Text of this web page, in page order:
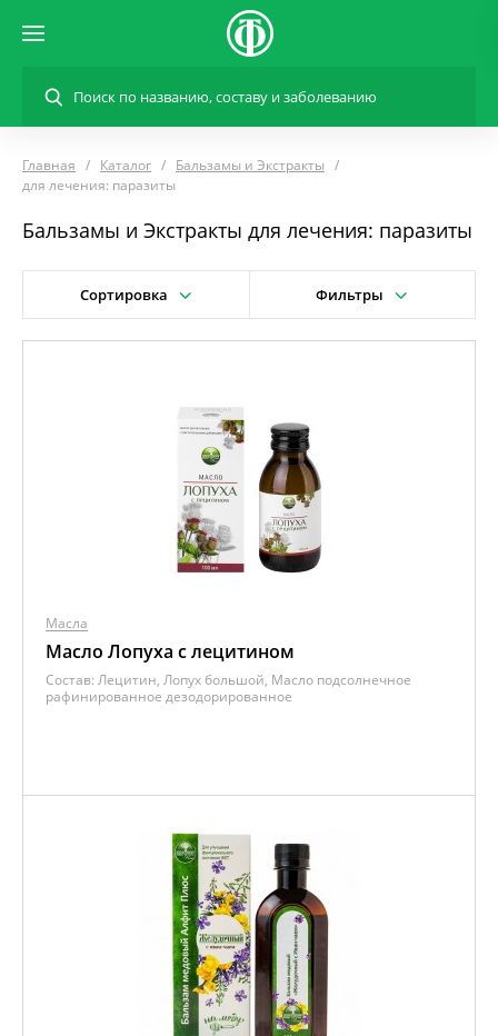
Главная Каталог
Бальзамы и Экстракты
для лечения: паразиты
Бальзамы и Экстракты для лечения: паразиты
Сортировка Фильтры
Масла
Масло Лопуха с лецитином
Состав: Лецитин, Лопух большой, Масло подсолнечное
рафинированное дезодорированное